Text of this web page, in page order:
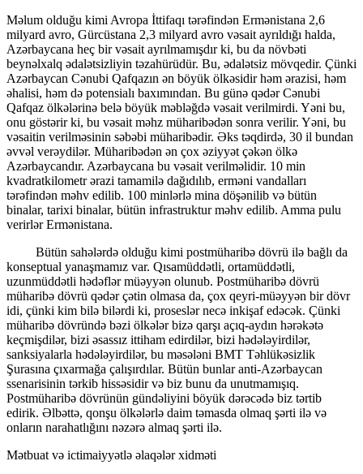
Məlum olduğu kimi Avropa İttifaqı tərəfindən Ermənistana 2,6
milyard avro, Gürcüstana 2,3 milyard avro vəsait ayrıldığı halda,
Azərbaycana heç bir vəsait ayrılmamışdır ki, bu da növbəti
beynəlxalq ədalətsizliyin təzahürüdür. Bu, ədalətsiz mövqedir. Çünki
Azərbaycan Cənubi Qafqazın ən böyük ölkəsidir həm ərazisi, həm
əhalisi, həm də potensialı baxımından. Bu günə qədər Cənubi
Qafqaz ölkələrinə belə böyük məbləğdə vəsait verilmirdi. Yəni bu,
onu göstərir ki, bu vəsait məhz müharibədən sonra verilir. Yəni, bu
vəsaitin verilməsinin səbəbi müharibədir. Əks təqdirdə, 30 il bundan
əvvəl verəydilər. Müharibədən ən çox əziyyət çəkən ölkə
Azərbaycandır. Azərbaycana bu vəsait verilməlidir. 10 min
kvadratkilometr ərazi tamamilə dağıdılıb, erməni vandalları
tərəfindən məhv edilib. 100 minlərlə mina döşənilib və bütün
binalar, tarixi binalar, bütün infrastruktur məhv edilib. Amma pulu
verirlər Ermənistana.
Bütün sahələrdə olduğu kimi postmüharibə dövrü ilə bağlı da
konseptual yanaşmamız var. Qısamüddətli, ortamüddətli,
uzunmüddətli hədəflər müəyyən olunub. Postmüharibə dövrü
müharibə dövrü qədər çətin olmasa da, çox qeyri-müəyyən bir dövr
idi, çünki kim bilə bilərdi ki, proseslər necə inkişaf edəcək. Çünki
müharibə dövründə bəzi ölkələr bizə qarşı açıq-aydın hərəkətə
keçmişdilər, bizi əsassız ittiham edirdilər, bizi hədələyirdilər,
sanksiyalarla hədələyirdilər, bu məsələni BMT Təhlükəsizlik
Şurasına çıxarmağa çalışırdılar. Bütün bunlar anti-Azərbaycan
ssenarisinin tərkib hissəsidir və biz bunu da unutmamışıq.
Postmüharibə dövrünün gündəliyini böyük dərəcədə biz tərtib
edirik. Əlbəttə, qonşu ölkələrlə daim təmasda olmaq şərti ilə və
onların narahatlığını nəzərə almaq şərti ilə.
Mətbuat və ictimaiyyətlə əlaqələr xidməti